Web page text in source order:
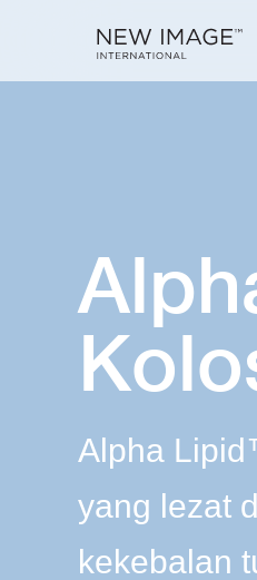
Alpha
yang lezat
kekebalan